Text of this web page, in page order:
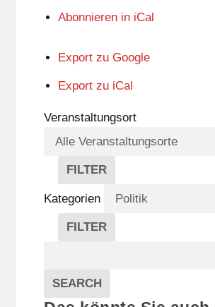
Abonnieren in iCal
Export zu Google
Export zu iCal
Veranstaltungsort
FILTER
V
E
R
A
A
L
Kategorien
FILTER
E
G
Veranstaltungen
SEARCH